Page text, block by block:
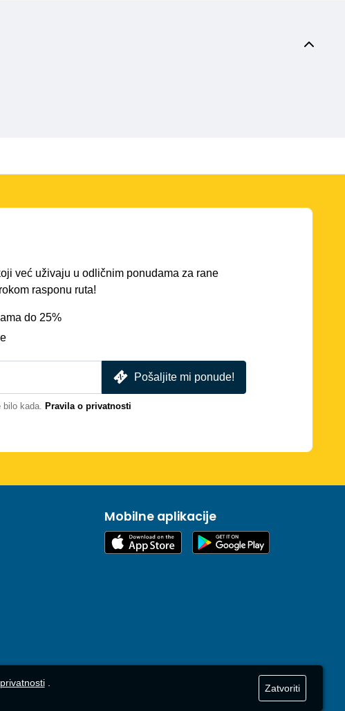
već uživaju u odličnim ponudama za rane
rasponu ruta!
do 25%
Pošaljite mi ponude!
kada. Pravila o privatnosti
Mobilne aplikacije
. Zatvoriti